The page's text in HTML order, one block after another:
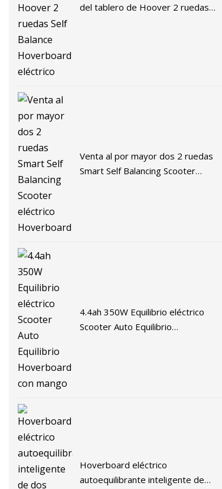
del tablero de Hoover 2 ruedas
Venta al por mayor dos 2 ruedas
Smart Self Balancing Scooter
4.4ah 350W Equilibrio eléctrico
Scooter Auto Equilibrio
Hoverboard eléctrico
autoequilibrante inteligente de